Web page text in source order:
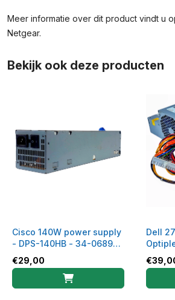
Meer informatie over dit product vindt u
Netgear.
Bekijk ook deze producten
Cisco 140W power supply
- DPS-140HB - 34-0689-
01
€29,00
Dell
€